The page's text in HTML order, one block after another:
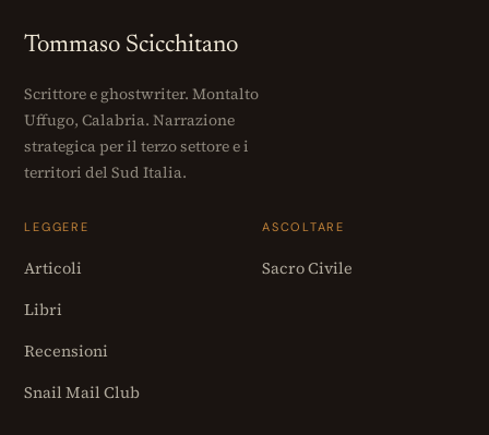
Tommaso Scicchitano
Scrittore e ghostwriter. Montalto
Uffugo, Calabria. Narrazione
strategica per il terzo settore e i
territori del Sud Italia.
LEGGERE
Articoli
Libri
Recensioni
Snail Mail Club
ASCOLTARE
Sacro Civile